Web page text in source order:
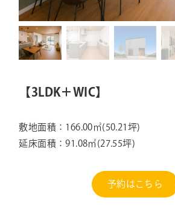
【3LDK＋WIC】
敷地面積：166.00㎡(50.21坪)
延床面積：91.08㎡(27.55坪)
予約はこちら